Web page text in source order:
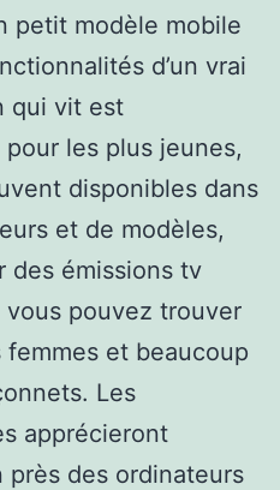
petit modèle mobile
d’un vrai
qui vit est
les plus jeunes,
disponibles dans
et de modèles,
des émissions tv
vous pouvez trouver
femmes et beaucoup
Les
apprécieront
des ordinateurs